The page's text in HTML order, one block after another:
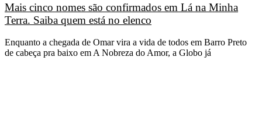
Mais cinco nomes são confirmados em Lá na Minha
Terra. Saiba quem está no elenco
Enquanto a chegada de Omar vira a vida de todos em Barro Preto
de cabeça pra baixo em A Nobreza do Amor, a Globo já